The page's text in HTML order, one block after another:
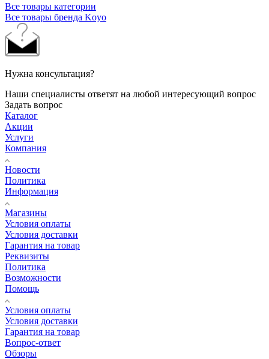
Все товары категории
Все товары бренда Koyo
Нужна консультация?
Наши специалисты ответят на любой интересующий вопрос
Задать вопрос
Каталог
Акции
Услуги
Компания
Новости
Политика
Информация
Магазины
Условия оплаты
Условия доставки
Гарантия на товар
Реквизиты
Политика
Возможности
Помощь
Условия оплаты
Условия доставки
Гарантия на товар
Вопрос-ответ
Обзоры